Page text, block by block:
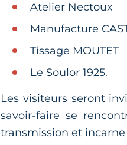
Atelier Nectoux
Manufacture
Tissage MOUTET
Le Soulor 1925.
Les visiteurs seront
savoir-faire se
transmission et